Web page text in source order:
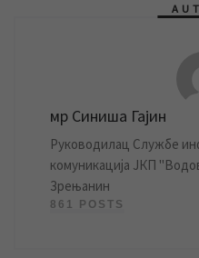
мр Синиша Гајин
Руководилац Службе
комуникација ЈКП
Зрењанин
861 POSTS